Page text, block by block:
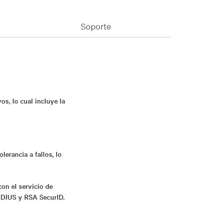
Soporte
lo cual incluye la
a fallos, lo
el servicio de
y RSA SecurID.